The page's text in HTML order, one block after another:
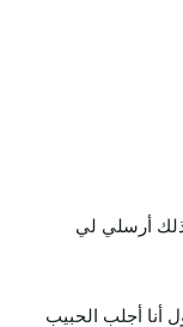
ذلك أرسلي لي
أنا أجلب الحبيب